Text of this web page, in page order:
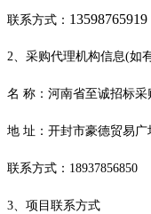
联系方式： 13598765919
2、采购代理机构信息(如有
名 称：河南省至诚招标采
地 址：开封市豪德贸易广
联系方式： 18937856850
3、项目联系方式